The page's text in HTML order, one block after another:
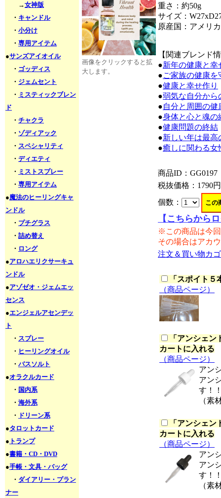
→女神版
・ キャンドル
・ 小分け
・ 専用アイテム
●サンズアイオイル
・ ゴッディス
・ ジェムセント
・ ミスティックブレン
ド
・ チャクラ
・ ゾディアック
・ スペシャリティ
・ ディエティ
・ ミストスプレー
・ 専用アイテム
●魔法のヒーリングキャ
ンドル
・ プチグラス
・ 詰め替え
・ ロング
●アロハエリクサーキュ
ンドル
●アゾゼオ・ジェムエッ
センス
●エンジェルアセンデッ
ト
・ スプレー
・ ヒーリングオイル
・ バスソルト
●オラクルカード
・ 国内系
・ 海外系
・ ドリーン系
●タロットカード
● トランプ
●書籍・CD・DVD
●手帳・文具・バッグ
・ ダイアリー・プラン
ナー
画像をクリックすると拡
大します。
重さ：約50g
サイズ：
原産国：アメリカ
【関連ブレンド
●新年の健康と幸
●ご家族の健康を
●健康と幸せ作り
●弱気な自分から
●自分と周囲の健
●身体と心と魂の
●健康問題の終結
●新しい年は最高
●癒しに関わる女
商品ID：GG0197
税抜価格： 1790円
個数：
【こちらから
※この商品は今
その場合はアカ
注文＆買い物カ
「 スポイト５
（商品ページ）
「 アンシェン
カートに入れる
（商品ページ）
アン
アン
す！
（素
「 アンシェン
カートに入れる
（商品ページ）
アン
アン
す！
（素